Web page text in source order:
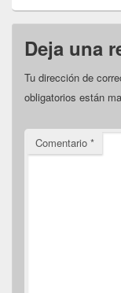
Deja una
Tu dirección de
obligatorios están
Comentario *